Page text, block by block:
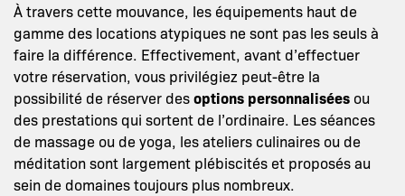
À travers cette mouvance, les équipements haut de
gamme des locations atypiques ne sont pas les seuls à
faire la différence. Effectivement, avant d’effectuer
votre réservation, vous privilégiez peut-être la
possibilité de réserver desoptions personnalisées ou
des prestations qui sortent de l’ordinaire. Les séances
de massage ou de yoga, les ateliers culinaires ou de
méditation sont largement plébiscités et proposés au
sein de domaines toujours plus nombreux.